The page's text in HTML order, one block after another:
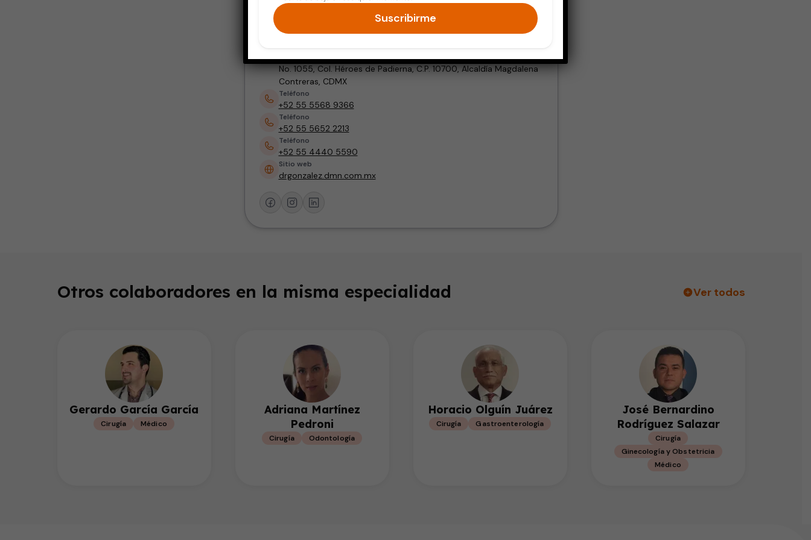
Cirujano Gastroenterólogo
No. 1055, Col. Héroes de Padierna, C.P. 10700, Alcaldía Magdalena
Contreras, CDMX
Teléfono
+52 55 5568 9366
Teléfono
+52 55 5652 2213
Teléfono
+52 55 4440 5590
Sitio web
drgonzalez.dmn.com.mx
Otros colaboradores en la misma especialidad Ver todos
Gerardo García García
Cirugía Médico
Adriana Martínez
Pedroni
Cirugía Odontología
Horacio Olguín Juárez
Cirugía Gastroenterología
José Bernardino
Rodríguez Salazar
Cirugía
Ginecología y Obstetricia
Médico
Suscribirme